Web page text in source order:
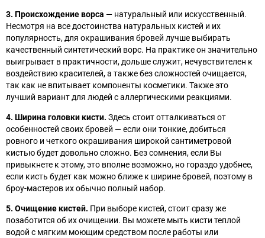
3. Происхождение ворса — натуральный или искусственный.
Несмотря на все достоинства натуральных кистей и их
популярность, для окрашивания бровей лучше выбирать
качественный синтетический ворс. На практике он значительно
выигрывает в практичности, дольше служит, нечувствителен к
воздействию красителей, а также без сложностей очищается,
так как не впитывает компоненты косметики. Также это
лучший вариант для людей с аллергическими реакциями.
4. Ширина головки кисти. Здесь стоит отталкиваться от
особенностей своих бровей —если они тонкие, добиться
ровного и четкого окрашивания широкой сантиметровой
кистью будет довольно сложно. Без сомнения, если Вы
привыкнете к этому, это вполне возможно, но гораздо удобнее,
если кисть будет как можно ближе к ширине бровей, поэтому в
броу-мастеров их обычно полный набор.
5. Очищение кистей. При выборе кистей, стоит сразу же
позаботится об их очищении. Вы можете мыть кисти теплой
водой с мягким моющим средством после работы или